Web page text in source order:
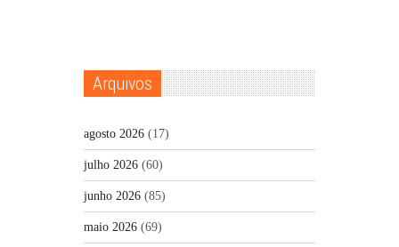
Arquivos
agosto 2026 (17)
julho 2026 (60)
junho 2026 (85)
maio 2026 (69)